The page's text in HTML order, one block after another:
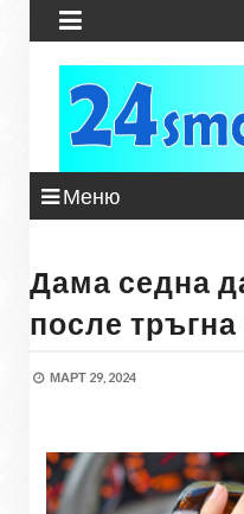

Меню
Дама седна
после
МАРТ 29, 2024